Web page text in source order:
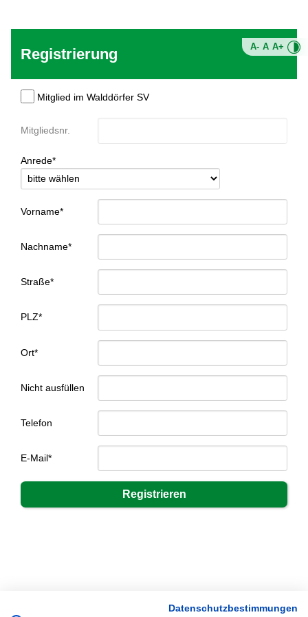
A- A A+
Registrierung
Mitglied im Walddörfer SV
Mitgliedsnr.
Anrede*
Vorname*
Nachname*
Straße*
PLZ*
Ort*
Nicht ausfüllen
Telefon
E-Mail*
Datenschutzbestimmungen